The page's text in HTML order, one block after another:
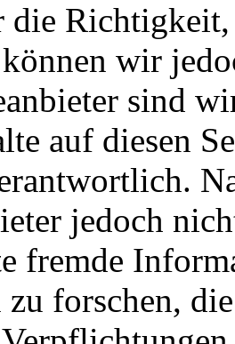
die
wir
sind
auf diesen
jedoch
fremde
zu forschen,